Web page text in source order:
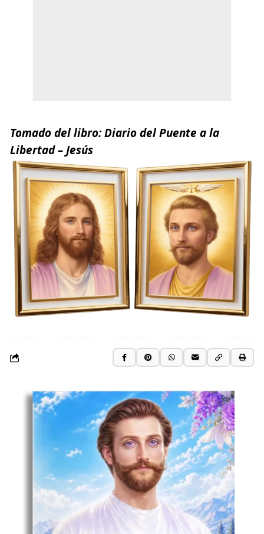
Tomado del libro:Diario del Puente a la
Libertad– Jesús